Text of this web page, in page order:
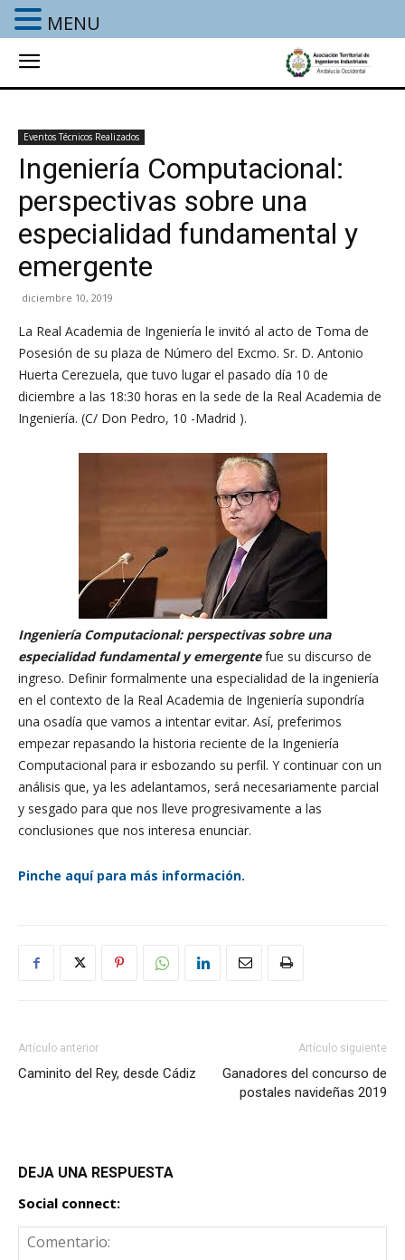
Eventos Técnicos Realizados
Ingeniería Computacional:
perspectivas sobre una
especialidad fundamental y
emergente
diciembre 10, 2019
La Real Academia de Ingeniería le invitó al acto de Toma de
Posesión de su plaza de Número del Excmo. Sr. D. Antonio
Huerta Cerezuela, que tuvo lugar el pasado día 10 de
diciembre a las 18:30 horas en la sede de la Real Academia de
Ingeniería. (C/ Don Pedro, 10 -Madrid ).
Ingeniería Computacional: perspectivas sobre una
especialidad fundamental y emergente fue su discurso de
ingreso. Definir formalmente una especialidad de la ingeniería
en el contexto de la Real Academia de Ingeniería supondría
una osadía que vamos a intentar evitar. Así, preferimos
empezar repasando la historia reciente de la Ingeniería
Computacional para ir esbozando su perfil. Y continuar con un
análisis que, ya les adelantamos, será necesariamente parcial
y sesgado para que nos lleve progresivamente a las
conclusiones que nos interesa enunciar.
Pinche aquí para más información.
Artículo anterior
Caminito del Rey, desde Cádiz
Artículo siguiente
Ganadores del concurso de
postales navideñas 2019
DEJA UNA RESPUESTA
Social connect:
MENU